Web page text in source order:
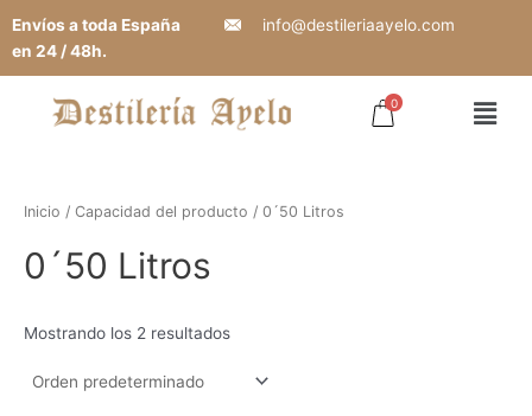
contenido
Envíos a toda España
en 24 / 48h.
info@destileriaayelo.com
0
Main
Inicio / Capacidad del producto / 0´50 Litros
0´50 Litros
Mostrando los 2 resultados